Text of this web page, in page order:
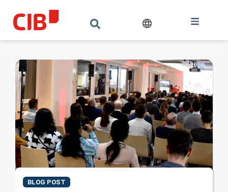
BLOG POST